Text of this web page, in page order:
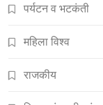
पर्यटन व भटकंती
महिला विश्व
राजकीय